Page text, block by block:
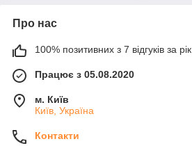
Про нас
100% позитивних з 7 відгуків за рік
Працює з 05.08.2020
м. Київ
Київ, Україна
Контакти